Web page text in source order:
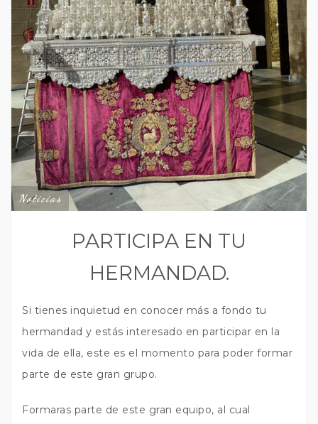
Noticias
PARTICIPA EN TU
HERMANDAD.
Si tienes inquietud en conocer más a fondo tu
hermandad y estás interesado en participar en la
vida de ella, este es el momento para poder formar
parte de este gran grupo.
Formaras parte de este gran equipo, al cual